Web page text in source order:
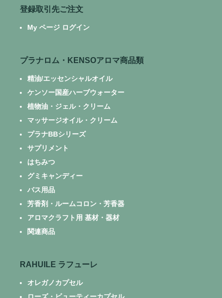
登録取引先ご注文
My ページ ログイン
プラナロム・KENSOアロマ商品類
精油/エッセンシャルオイル
ケンソー国産ハーブウォーター
植物油・ジェル・クリーム
マッサージオイル・クリーム
プラナBBシリーズ
サプリメント
はちみつ
グミキャンディー
バス用品
芳香剤・ルームコロン・芳香器
アロマクラフト用 基材・器材
関連商品
RAHUILE ラフューレ
オレガノカプセル